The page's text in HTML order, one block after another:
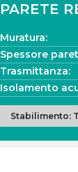
PARETE
Muratura:
Spessore
Trasmittanza:
Isolamento
Stabilimento: